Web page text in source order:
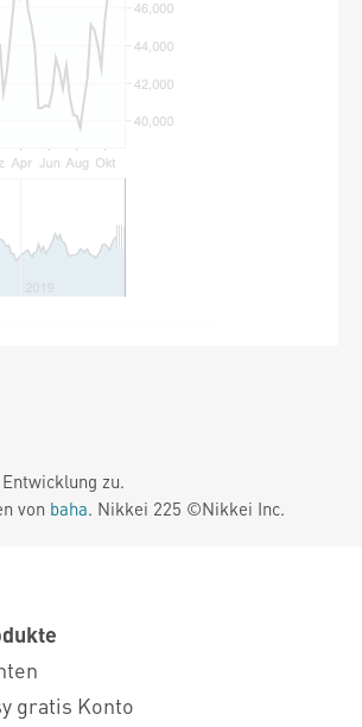
zu.
von baha. Nikkei 225 ©Nikkei Inc.
gratis Konto